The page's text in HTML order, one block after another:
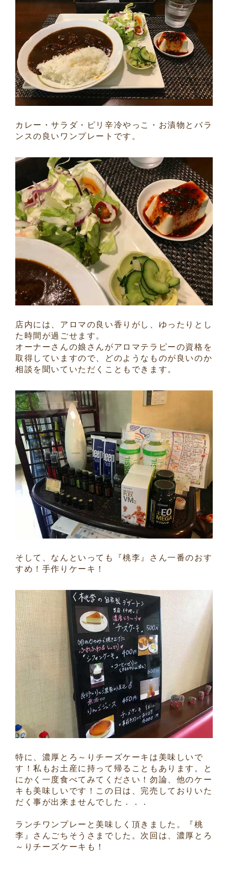
カレー・サラダ・ピリ辛冷やっこ・お漬物とバラ
ンスの良いワンプレートです。
店内には、アロマの良い香りがし、ゆったりとし
た時間が過ごせます。
オーナーさんの娘さんがアロマテラピーの資格を
取得していますので、どのようなものが良いのか
相談を聞いていただくこともできます。
そして、なんといっても『桃李』さん一番のおす
すめ！手作りケーキ！
特に、濃厚とろ～りチーズケーキは美味しいで
す！私もお土産に持って帰ることもあります。と
にかく一度食べてみてください！勿論、他のケー
キも美味しいです！この日は、完売しておりいた
だく事が出来ませんでした．．．
ランチワンプレーと美味しく頂きました。『桃
李』さんごちそうさまでした。次回は、濃厚とろ
～りチーズケーキも！